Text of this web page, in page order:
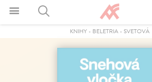
KNIHY- BELETRIA- SVETOVÁ